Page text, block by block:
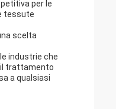
per le
tessute
scelta
industrie che
il trattamento
a qualsiasi